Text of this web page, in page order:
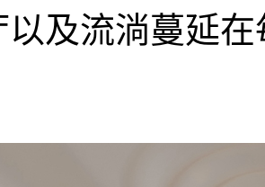
以及流淌蔓延